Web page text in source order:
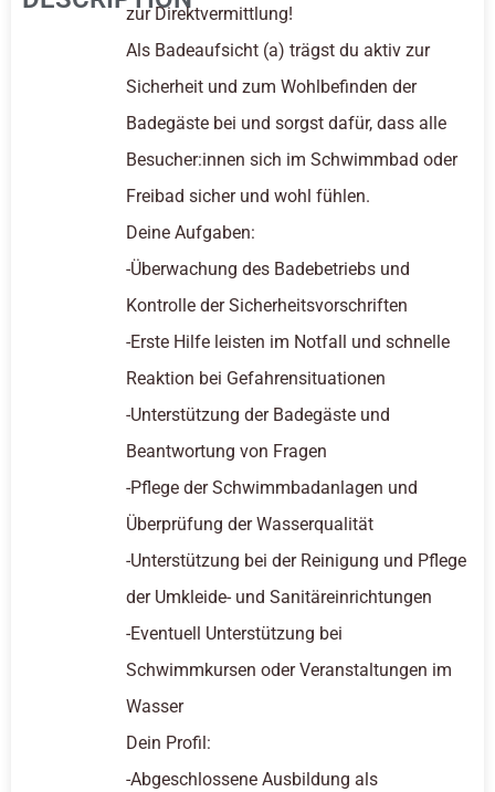
zur Direktvermittlung!
Als Badeaufsicht (a) trägst du aktiv zur
Sicherheit und zum Wohlbefinden der
Badegäste bei und sorgst dafür, dass alle
Besucher:innen sich im Schwimmbad oder
Freibad sicher und wohl fühlen.
Deine Aufgaben:
-Überwachung des Badebetriebs und
Kontrolle der Sicherheitsvorschriften
-Erste Hilfe leisten im Notfall und schnelle
Reaktion bei Gefahrensituationen
-Unterstützung der Badegäste und
Beantwortung von Fragen
-Pflege der Schwimmbadanlagen und
Überprüfung der Wasserqualität
-Unterstützung bei der Reinigung und Pflege
der Umkleide- und Sanitäreinrichtungen
-Eventuell Unterstützung bei
Schwimmkursen oder Veranstaltungen im
Wasser
Dein Profil:
-Abgeschlossene Ausbildung als